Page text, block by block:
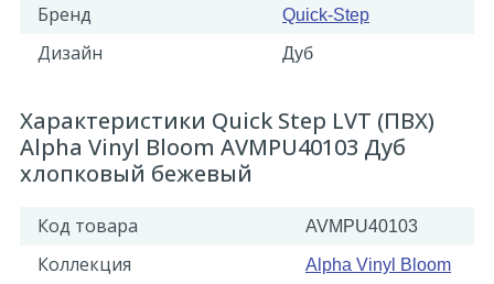
Бренд Quick-Step
Дизайн Дуб
Характеристики Quick Step LVT (ПВХ)
Alpha Vinyl Bloom AVMPU40103 Дуб
хлопковый бежевый
Код товара AVMPU40103
Коллекция Alpha Vinyl Bloom